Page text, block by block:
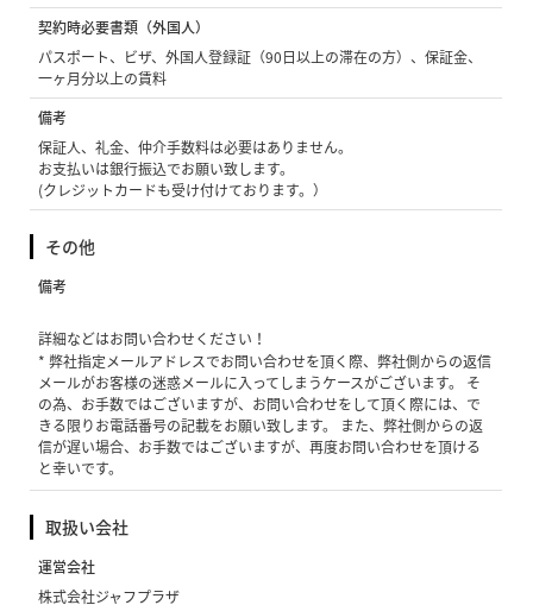
契約時必要書類（外国人）
パスポート、ビザ、外国人登録証（90日以上の滞在の方）、保証金、
一ヶ月分以上の賃料
備考
保証人、礼金、仲介手数料は必要はありません。
お支払いは銀行振込でお願い致します。
(クレジットカードも受け付けております。）
その他
備考
詳細などはお問い合わせください！
* 弊社指定メールアドレスでお問い合わせを頂く際、弊社側からの返信
メールがお客様の迷惑メールに入ってしまうケースがございます。 そ
の為、お手数ではございますが、お問い合わせをして頂く際には、で
きる限りお電話番号の記載をお願い致します。 また、弊社側からの返
信が遅い場合、お手数ではございますが、再度お問い合わせを頂ける
と幸いです。
取扱い会社
運営会社
株式会社ジャフプラザ